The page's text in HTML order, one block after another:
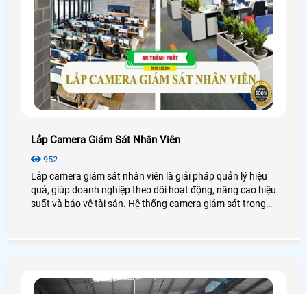
Lắp Camera Giám Sát Nhân Viên
952
Lắp camera giám sát nhân viên là giải pháp quản lý hiệu
quả, giúp doanh nghiệp theo dõi hoạt động, nâng cao hiệu
suất và bảo vệ tài sản. Hệ thống camera giám sát trong